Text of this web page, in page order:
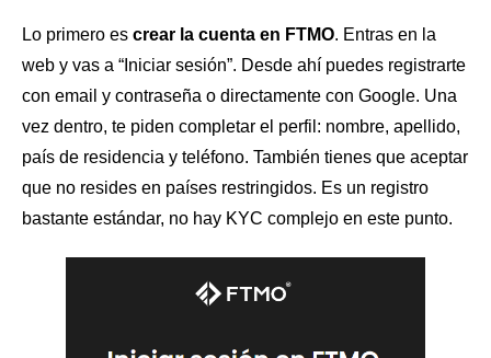
Lo primero es crear la cuenta en FTMO. Entras en la
web y vas a “Iniciar sesión”. Desde ahí puedes registrarte
con email y contraseña o directamente con Google. Una
vez dentro, te piden completar el perfil: nombre, apellido,
país de residencia y teléfono. También tienes que aceptar
que no resides en países restringidos. Es un registro
bastante estándar, no hay KYC complejo en este punto.